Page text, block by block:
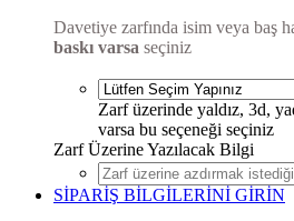
Davetiye zarfında isim veya baş
baskı varsa seçiniz
Zarf üzerinde yaldız, 3d,
varsa bu seçeneği seçiniz
Zarf Üzerine Yazılacak Bilgi
SİPARİŞ BİLGİLERİNİ GİRİN